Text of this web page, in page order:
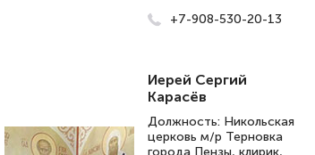
+7-908-530-20-13
Иерей Сергий
Карасёв
Должность: Никольская
церковь м/р Терновка